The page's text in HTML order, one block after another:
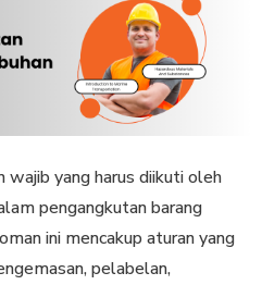
wajib yang harus diikuti oleh
pengangkutan barang
ini mencakup aturan yang
pelabelan,